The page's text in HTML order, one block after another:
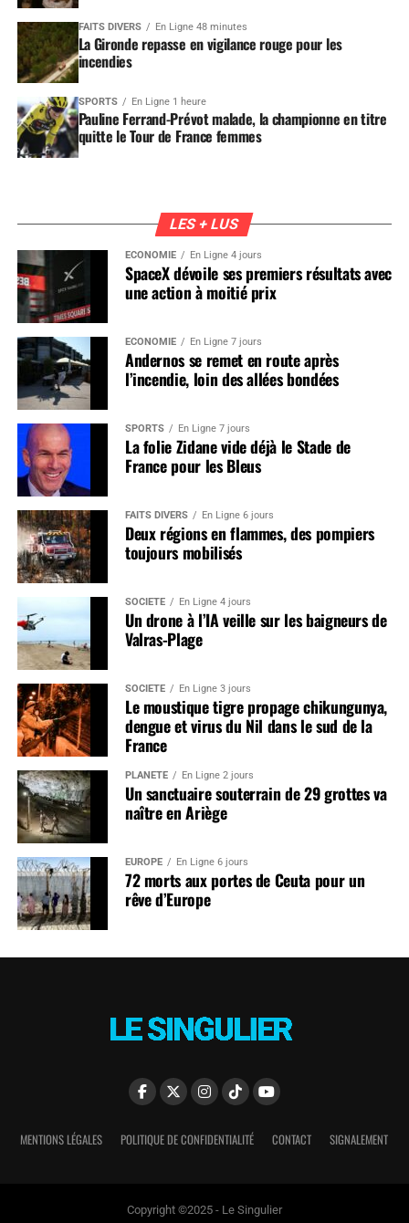
FAITS DIVERS En Ligne 48 minutes
La Gironde repasse en vigilance rouge pour les
incendies
SPORTS En Ligne 1 heure
Pauline Ferrand-Prévot malade, la championne en titre
quitte le Tour de France femmes
LES + LUS
ÉCONOMIE En Ligne 4 jours
SpaceX dévoile ses premiers résultats avec
une action à moitié prix
ÉCONOMIE En Ligne 7 jours
Andernos se remet en route après
l’incendie, loin des allées bondées
SPORTS En Ligne 7 jours
La folie Zidane vide déjà le Stade de
France pour les Bleus
FAITS DIVERS En Ligne 6 jours
Deux régions en flammes, des pompiers
toujours mobilisés
SOCIÉTÉ En Ligne 4 jours
Un drone à l’IA veille sur les baigneurs de
Valras-Plage
SOCIÉTÉ En Ligne 3 jours
Le moustique tigre propage chikungunya,
dengue et virus du Nil dans le sud de la
France
PLANÈTE En Ligne 2 jours
Un sanctuaire souterrain de 29 grottes va
naître en Ariège
EUROPE En Ligne 6 jours
72 morts aux portes de Ceuta pour un
rêve d’Europe
MENTIONS LÉGALES POLITIQUE DE CONFIDENTIALITÉ CONTACT SIGNALEMENT
Copyright ©2025 - Le Singulier